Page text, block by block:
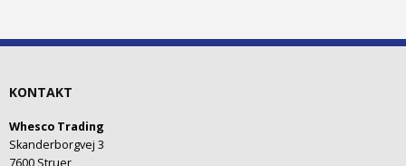
KONTAKT
Whesco Trading
Skanderborgvej 3